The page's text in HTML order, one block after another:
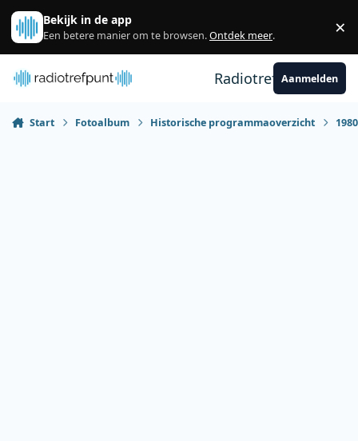
Spring naar bijdragen
Bekijk in de app
Een betere manier om te browsen.Ontdek meer. ×
RadiotrefpuntAanmelden
Start Fotoalbum Historische programmaoverzicht 1980